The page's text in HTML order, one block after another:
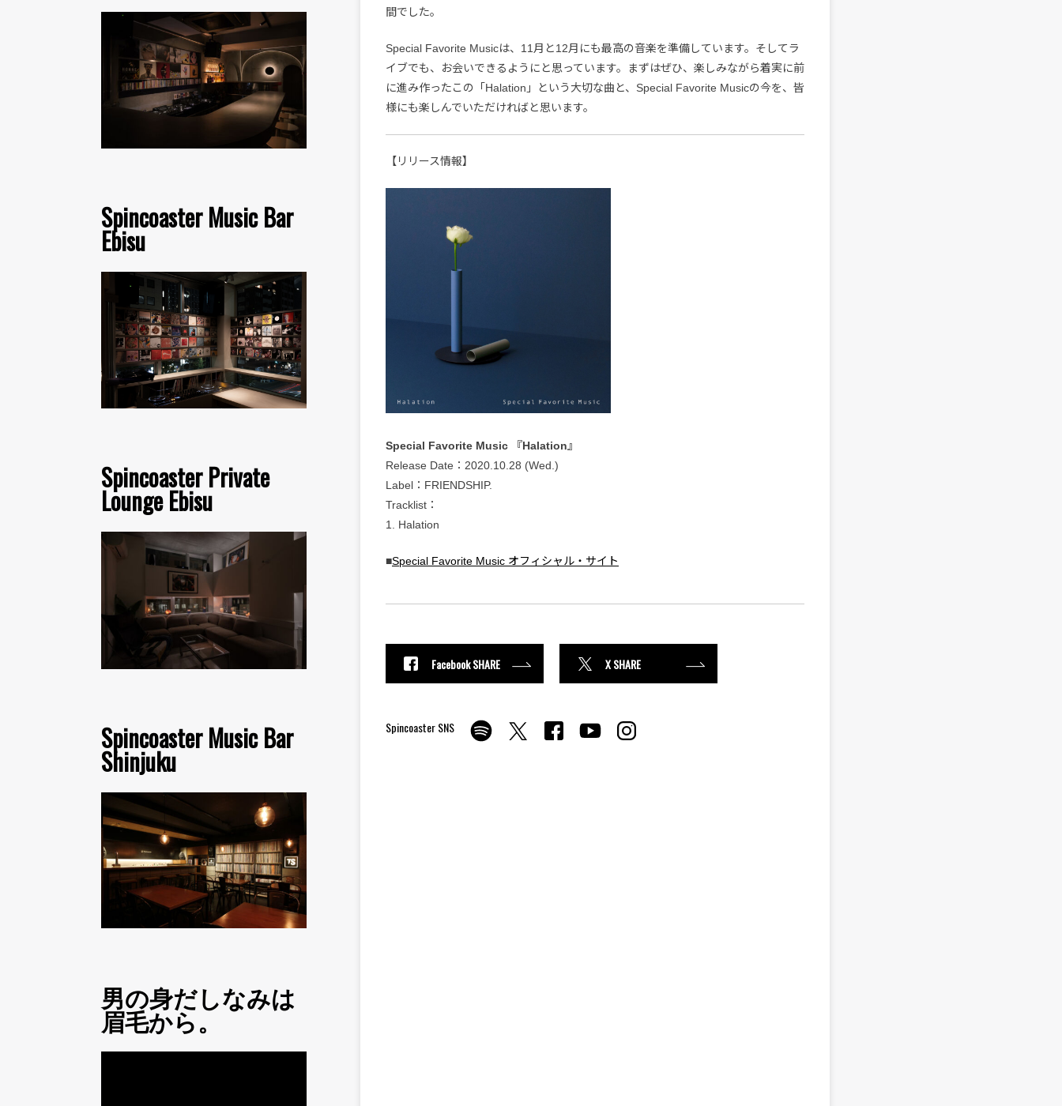
Spincoaster Music Bar
Ebisu
Spincoaster Private
Lounge Ebisu
Spincoaster Music Bar
Shinjuku
男の身だしなみは
眉毛から。
間でした。
Special Favorite Musicは、11月と12月にも最高の音楽を準備しています。そしてラ
イブでも、お会いできるようにと思っています。まずはぜひ、楽しみながら着実に前
に進み作ったこの「Halation」という大切な曲と、Special Favorite Musicの今を、皆
様にも楽しんでいただければと思います。
【リリース情報】
Special Favorite Music 『Halation』
Release Date：2020.10.28 (Wed.)
Label：FRIENDSHIP.
Tracklist：
1. Halation
■Special Favorite Music オフィシャル・サイト
Facebook SHARE X SHARE
Spincoaster SNS